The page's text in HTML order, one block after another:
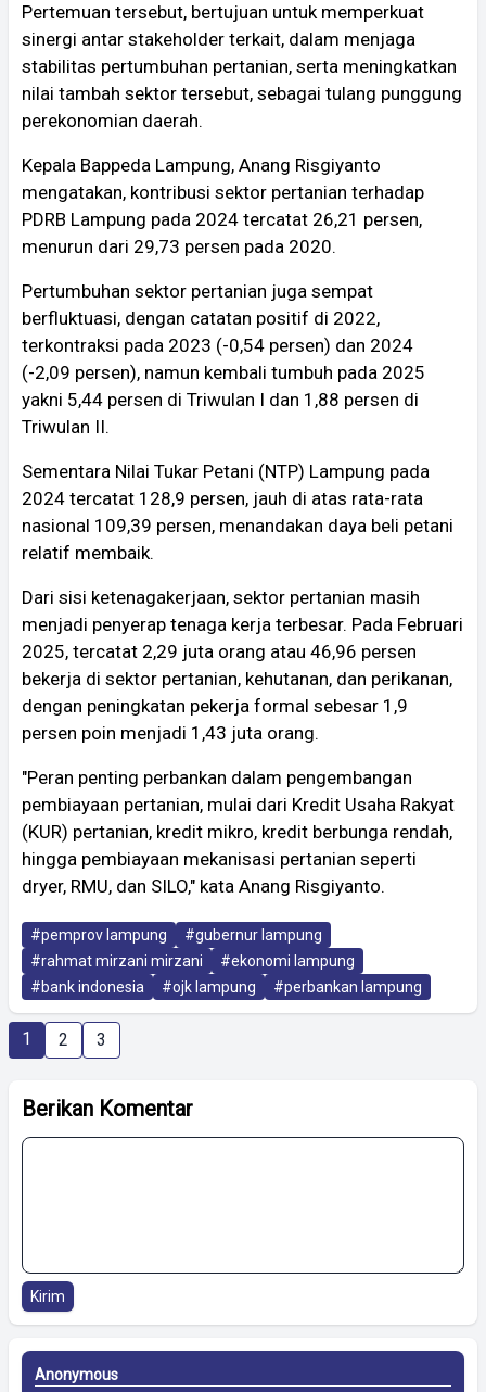
Pertemuan tersebut, bertujuan untuk memperkuat
sinergi antar stakeholder terkait, dalam menjaga
stabilitas pertumbuhan pertanian, serta meningkatkan
nilai tambah sektor tersebut, sebagai tulang punggung
perekonomian daerah.
Kepala Bappeda Lampung, Anang Risgiyanto
mengatakan, kontribusi sektor pertanian terhadap
PDRB Lampung pada 2024 tercatat 26,21 persen,
menurun dari 29,73 persen pada 2020.
Pertumbuhan sektor pertanian juga sempat
berfluktuasi, dengan catatan positif di 2022,
terkontraksi pada 2023 (-0,54 persen) dan 2024
(-2,09 persen), namun kembali tumbuh pada 2025
yakni 5,44 persen di Triwulan I dan 1,88 persen di
Triwulan II.
Sementara Nilai Tukar Petani (NTP) Lampung pada
2024 tercatat 128,9 persen, jauh di atas rata-rata
nasional 109,39 persen, menandakan daya beli petani
relatif membaik.
Dari sisi ketenagakerjaan, sektor pertanian masih
menjadi penyerap tenaga kerja terbesar. Pada Februari
2025, tercatat 2,29 juta orang atau 46,96 persen
bekerja di sektor pertanian, kehutanan, dan perikanan,
dengan peningkatan pekerja formal sebesar 1,9
persen poin menjadi 1,43 juta orang.
"Peran penting perbankan dalam pengembangan
pembiayaan pertanian, mulai dari Kredit Usaha Rakyat
(KUR) pertanian, kredit mikro, kredit berbunga rendah,
hingga pembiayaan mekanisasi pertanian seperti
dryer, RMU, dan SILO," kata Anang Risgiyanto.
#pemprov lampung
#gubernur lampung
#rahmat mirzani mirzani
#ekonomi lampung
#bank indonesia
#ojk lampung #perbankan lampung
1 2 3
Berikan Komentar
Kirim
Anonymous